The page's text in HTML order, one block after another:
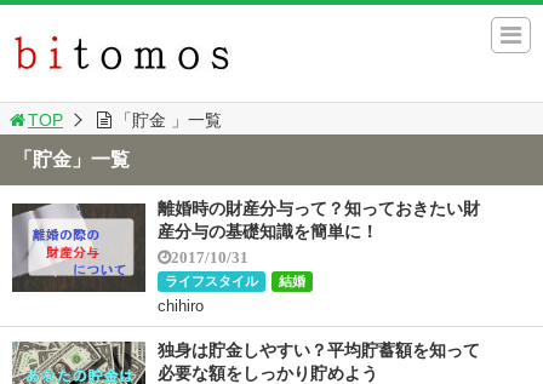
TOP 「貯金 」一覧
「貯金」一覧
離婚時の財産分与って？知っておきたい財
産分与の基礎知識を簡単に！
2017/10/31
ライフスタイル 結婚
chihiro
独身は貯金しやすい？平均貯蓄額を知って
必要な額をしっかり貯めよう